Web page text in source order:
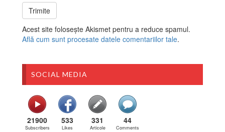
Acest site folosește Akismet pentru a reduce spamul.
Află cum sunt procesate datele comentariilor tale.
SOCIAL MEDIA
21900
Subscribers
533
Likes
331
Articole
44
Comments